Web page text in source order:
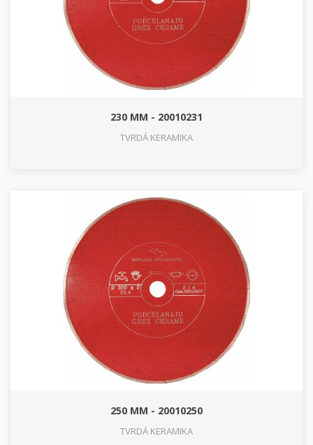
230 MM - 20010231
TVRDÁ KERAMIKA
250 MM - 20010250
TVRDÁ KERAMIKA